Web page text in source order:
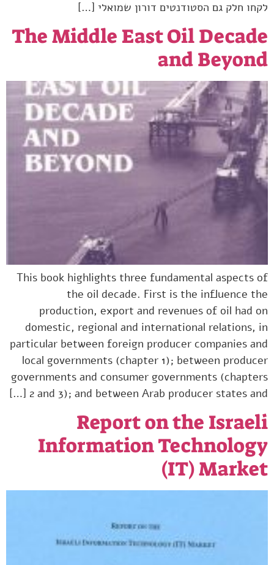
לקחו חלק גם הסטודנטים דורון שמואלי […]
The Middle East Oil Decade
and Beyond
This book highlights three fundamental aspects of
the oil decade. First is the influence the
production, export and revenues of oil had on
domestic, regional and international relations, in
particular between foreign producer companies and
local governments (chapter 1); between producer
governments and consumer governments (chapters
2 and 3); and between Arab producer states and […]
Report on the Israeli
Information Technology
(IT) Market